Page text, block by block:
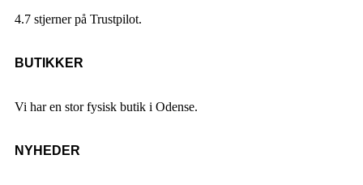
4.7 stjerner på Trustpilot.
BUTIKKER
Vi har en stor fysisk butik i Odense.
NYHEDER